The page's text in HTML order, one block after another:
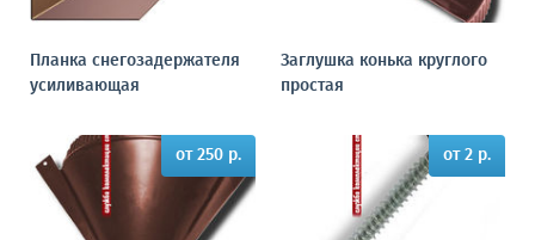
Планка снегозадержателя
усиливающая
Заглушка конька круглого
простая
от 250 р. от 2 р.